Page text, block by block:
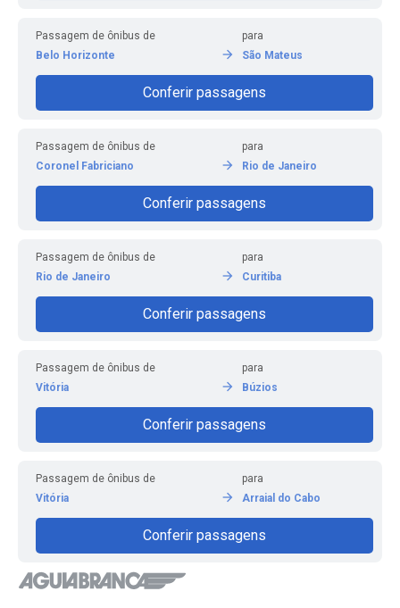
Passagem de ônibus de
Belo Horizonte
para
São Mateus
Conferir passagens
Passagem de ônibus de
Coronel Fabriciano
para
Rio de Janeiro
Conferir passagens
Passagem de ônibus de
Rio de Janeiro
para
Curitiba
Conferir passagens
Passagem de ônibus de
Vitória
para
Búzios
Conferir passagens
Passagem de ônibus de
Vitória
para
Arraial do Cabo
Conferir passagens